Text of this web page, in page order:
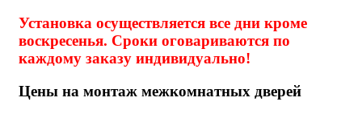
Установка осуществляется все дни кроме
воскресенья. Сроки оговариваются по
каждому заказу индивидуально!
Цены на монтаж межкомнатных дверей